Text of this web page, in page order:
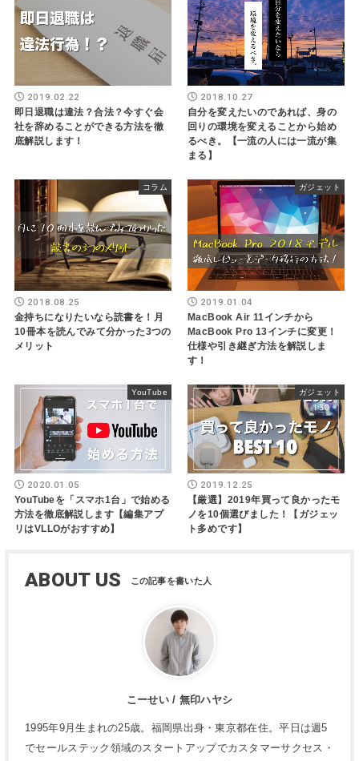
2019.02.22
即日退職は違法？合法？今すぐ会
社を辞めることができる方法を徹
底解説します！
2018.10.27
自分を変えたいのであれば、身の
回りの環境を変えることから始め
るべき。【一流の人には一流が集
まる】
コラム
2018.08.25
金持ちになりたいなら読書を！月
10冊本を読んでみて分かった3つの
メリット
ガジェット
2019.01.04
MacBook Air 11インチから
MacBook Pro 13インチに変更！
仕様や引き継ぎ方法を解説しま
す！
YouTube
2020.01.05
YouTubeを「スマホ1台」で始める
方法を徹底解説します【編集アプ
リはVLLOがおすすめ】
ガジェット
2019.12.25
【厳選】2019年買って良かったモ
ノを10個選びました！【ガジェッ
ト多めです】
ABOUT US
こーせい / 無印ハヤシ
1995年9月生まれの25歳。福岡県出身・東京都在住。平日は週5
でセールステック領域のスタートアップでカスタマーサクセス・